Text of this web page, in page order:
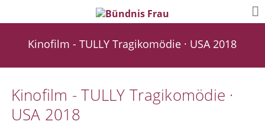
Kinofilm - TULLY Tragikomödie · USA 2018
Kinofilm - TULLY Tragikomödie ·
USA 2018